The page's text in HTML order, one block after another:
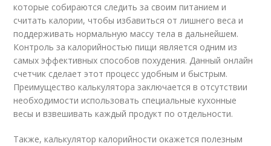
которые собираются следить за своим питанием и
считать калории, чтобы избавиться от лишнего веса и
поддерживать нормальную массу тела в дальнейшем.
Контроль за калорийностью пищи является одним из
самых эффективных способов похудения. Данный онлайн
счетчик сделает этот процесс удобным и быстрым.
Преимущество калькулятора заключается в отсутствии
необходимости использовать специальные кухонные
весы и взвешивать каждый продукт по отдельности.
Также, калькулятор калорийности окажется полезным